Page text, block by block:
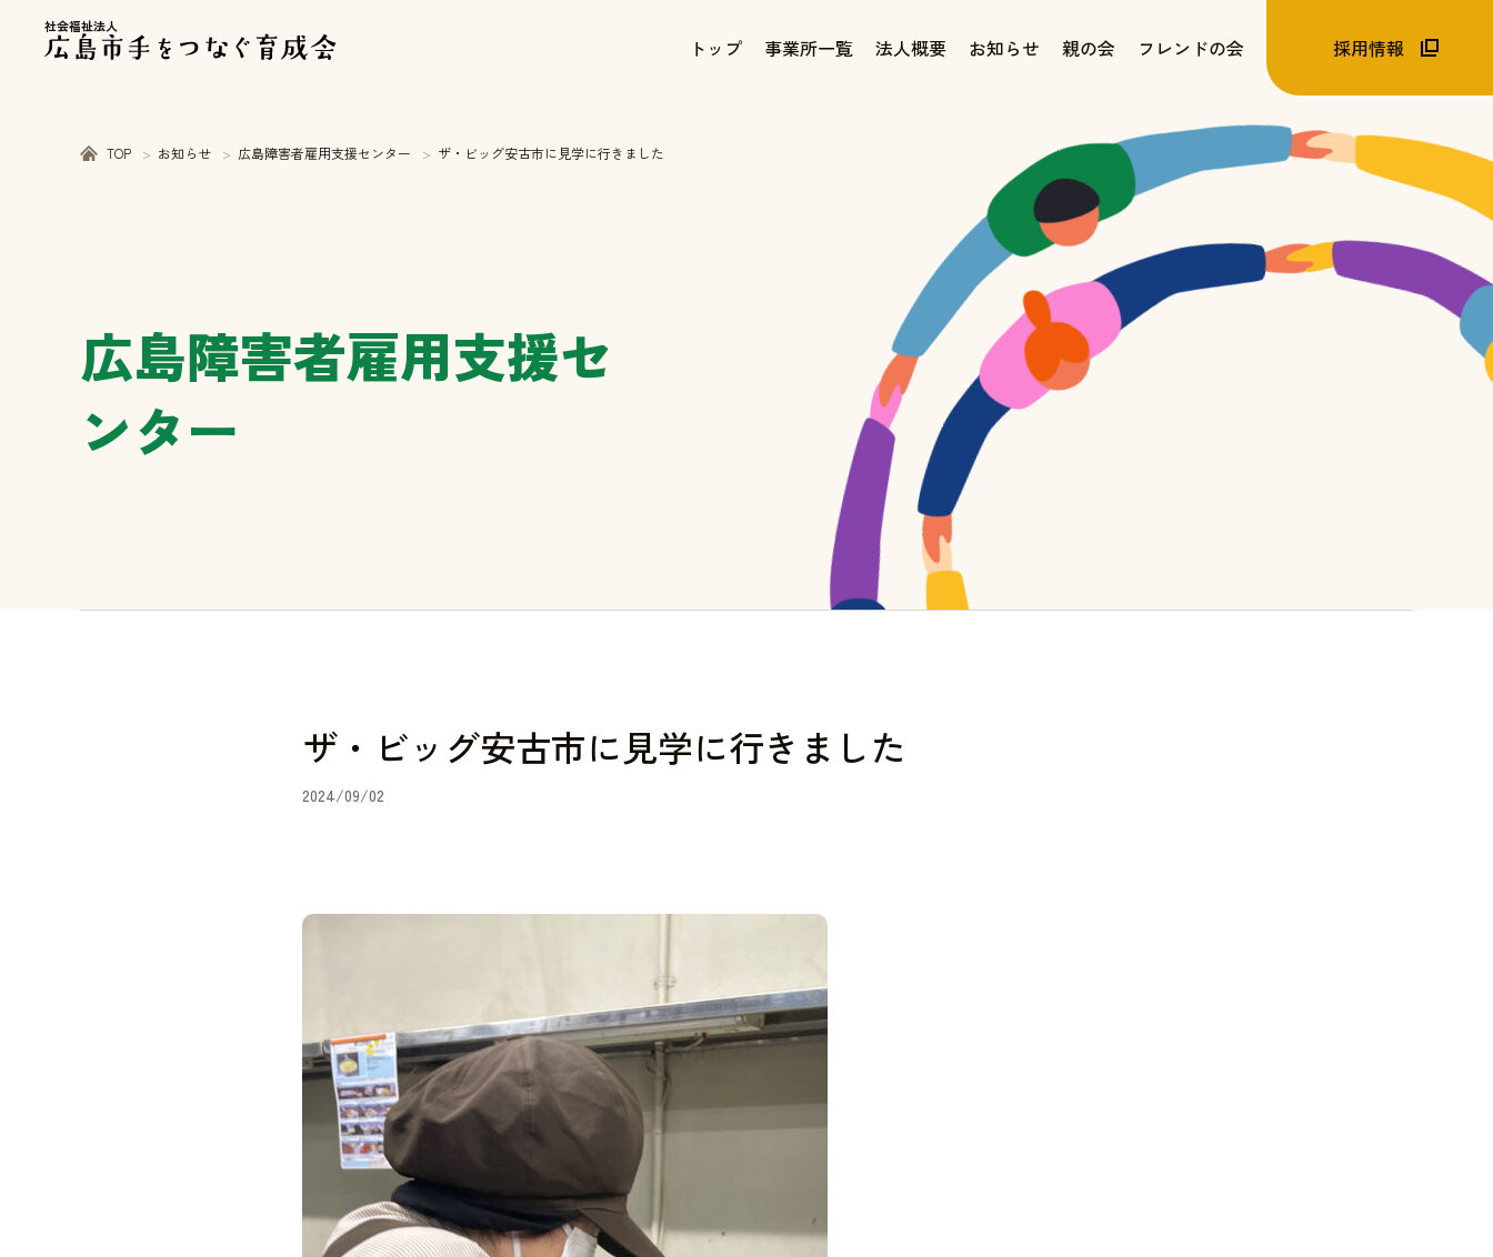
社会福祉法人
トップ 事業所一覧 法人概要 お知らせ 親の会 フレンドの会 採用情報
TOP お知らせ 広島障害者雇用支援センター ザ・ビッグ安古市に見学に行きました
広島障害者雇用支援セ
ンター
ザ・ビッグ安古市に見学に行きました
2024/09/02